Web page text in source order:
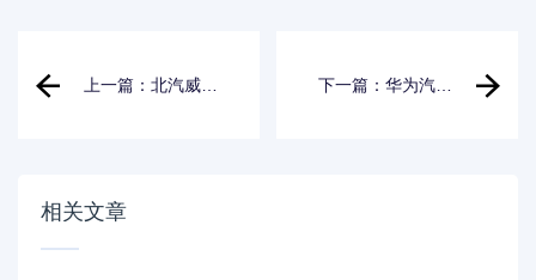
上一篇：北汽威旺
下一篇：华为汽车
相关文章